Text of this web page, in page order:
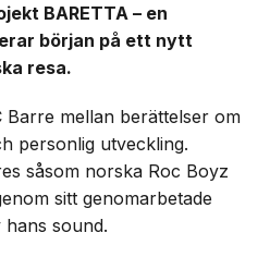
BARETTA – en
början på ett nytt
resa.
Barre mellan berättelser om
personlig utveckling.
såsom norska Roc Boyz
sitt genomarbetade
hans sound.